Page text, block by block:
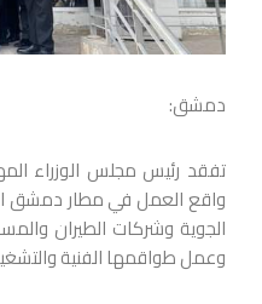
دمشق:
تفقد رئيس مجلس الوزراء
واقع العمل في مطار دمشق
الجوية وشركات الطيران
وعمل طواقمها الفنية